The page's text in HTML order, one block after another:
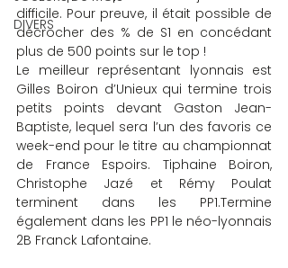
DIVERS
difficile. Pour preuve, il était possible de
décrocher des % de S1 en concédant
plus de 500 points sur le top !
Le meilleur représentant lyonnais est
Gilles Boiron d’Unieux qui termine trois
petits points devant Gaston Jean-
Baptiste, lequel sera l’un des favoris ce
week-end pour le titre au championnat
de France Espoirs. Tiphaine Boiron,
Christophe Jazé et Rémy Poulat
terminent dans les PP1.Termine
également dans les PP1 le néo-lyonnais
2B Franck Lafontaine.